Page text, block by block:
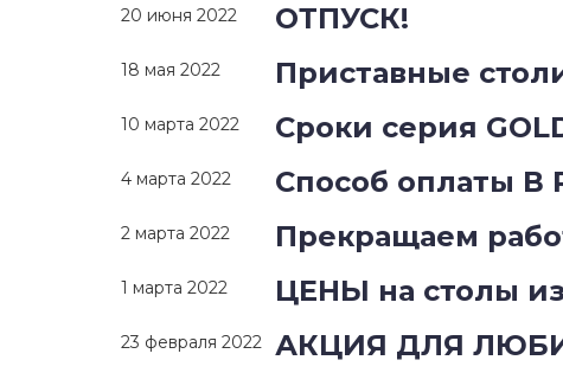
20 июня 2022 ОТПУСК!
18 мая 2022 Приставные
10 марта 2022 Сроки серия
4 марта 2022 Способ оплаты В
2 марта 2022 Прекращаем
1 марта 2022 ЦЕНЫ на столы
23 февраля 2022 АКЦИЯ ДЛЯ